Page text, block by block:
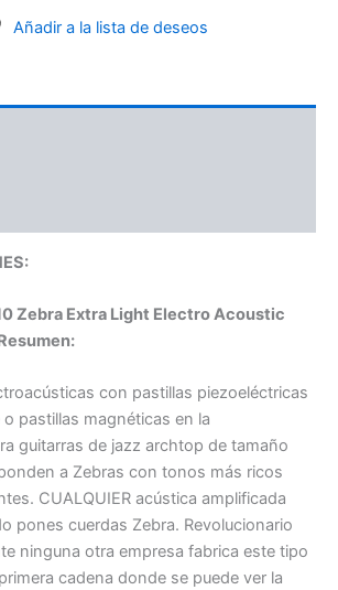
Añadir a la lista de deseos
Zebra Extra Light Electro Acoustic
con pastillas piezoeléctricas
pastillas magnéticas en la
guitarras de jazz archtop de tamaño
a Zebras con tonos más ricos
CUALQUIER acústica amplificada
pones cuerdas Zebra. Revolucionario
ninguna otra empresa fabrica este tipo
cadena donde se puede ver la